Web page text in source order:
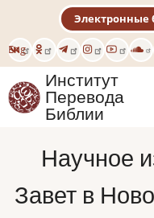
основному
содержанию
Eng
Электронные
Институт
Перевода
Библии
Научное
Завет в